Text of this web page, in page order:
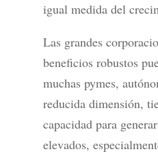
igual medida del
Las grandes
beneficios robustos
muchas pymes,
reducida dimensión,
capacidad para
elevados,